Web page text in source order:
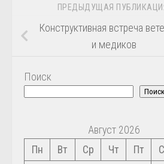
ПРЕДЫДУЩАЯ
Конструктивная встреча
и медиков
Поиск
Поиск
Август 2026
Пн
Вт Ср Чт Пт